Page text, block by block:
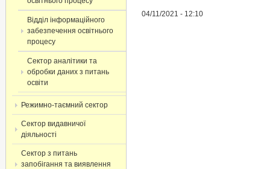
04/11/2021 - 12:10
Відділ інформаційного
забезпечення освітнього
процесу
Сектор аналітики та
обробки даних з питань
освіти
Режимно-таємний сектор
Сектор видавничої
діяльності
Сектор з питань
запобігання та виявлення